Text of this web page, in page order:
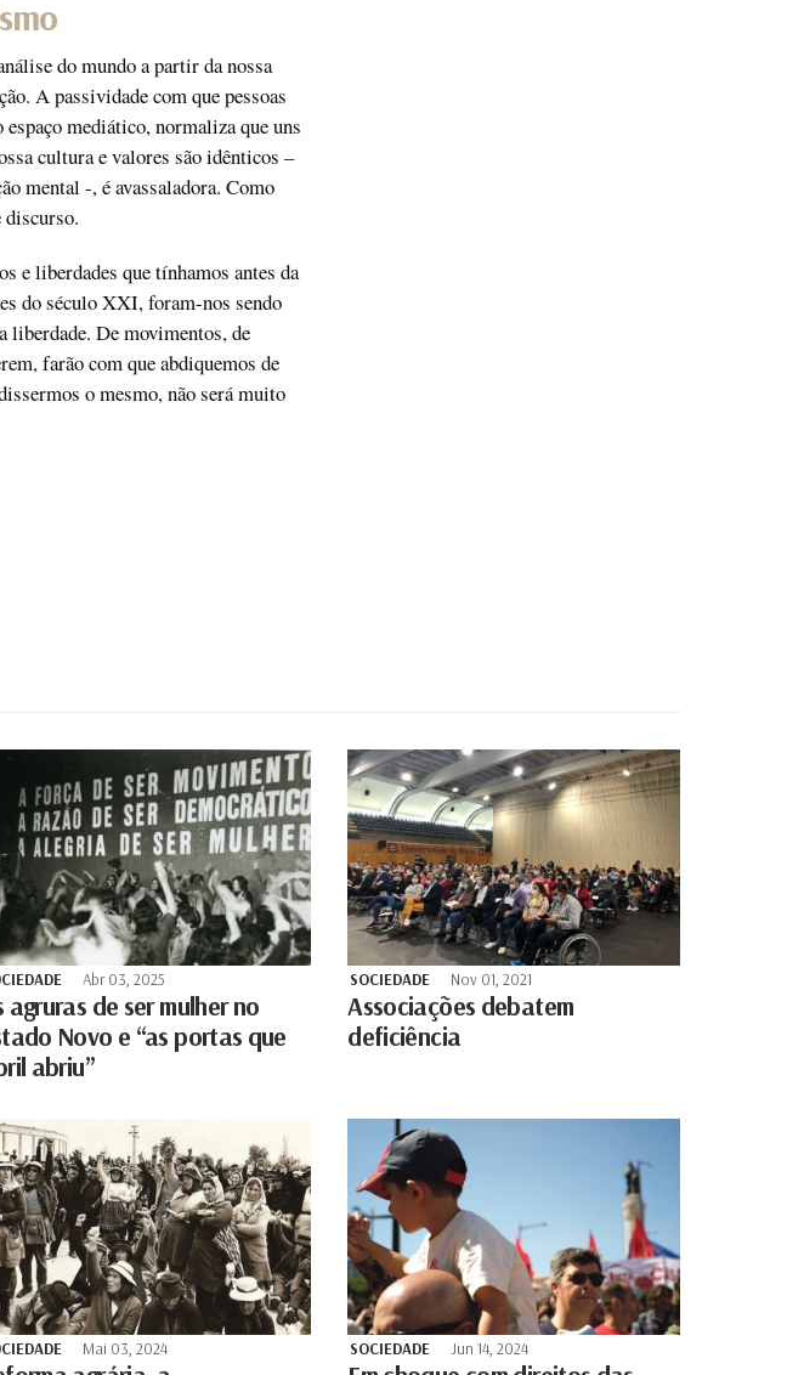
do mundo a partir da nossa
A passividade com que pessoas
mediático, normaliza que uns
cultura e valores são idênticos –
mental -, é avassaladora. Como
discurso.
e liberdades que tínhamos antes da
do século XXI, foram-nos sendo
liberdade. De movimentos, de
farão com que abdiquemos de
o mesmo, não será muito
Abr 03, 2025
agruras de ser mulher no
Novo e “as portas que
abriu”
SOCIEDADE Nov 01, 2021
Associações debatem
deficiência
Mai 03, 2024 SOCIEDADE Jun 14, 2024